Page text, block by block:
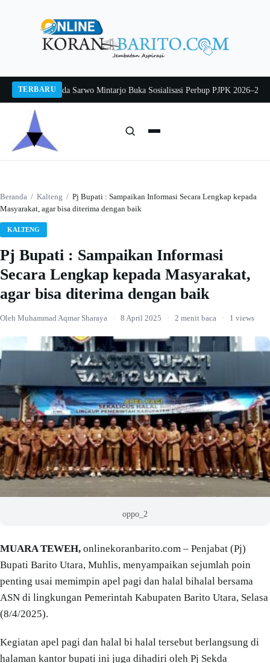
TERBARU
2026Pj Sekda Sarwo Mintarjo Buka Sosialisasi Perbup PJPK 2026–2030
Beranda / Kalteng / Pj Bupati : Sampaikan Informasi Secara Lengkap kepada
Masyarakat, agar bisa diterima dengan baik
KALTENG
Pj Bupati : Sampaikan Informasi
Secara Lengkap kepada Masyarakat,
agar bisa diterima dengan baik
Oleh Muhammad Aqmar Sharaya · 8 April 2025 · 2 menit baca · 1 views
oppo_2
MUARA TEWEH, onlinekoranbarito.com – Penjabat (Pj)
Bupati Barito Utara, Muhlis, menyampaikan sejumlah poin
penting usai memimpin apel pagi dan halal bihalal bersama
ASN di lingkungan Pemerintah Kabupaten Barito Utara, Selasa
(8/4/2025).
Kegiatan apel pagi dan halal bi halal tersebut berlangsung di
halaman kantor bupati ini juga dihadiri oleh Pj Sekda